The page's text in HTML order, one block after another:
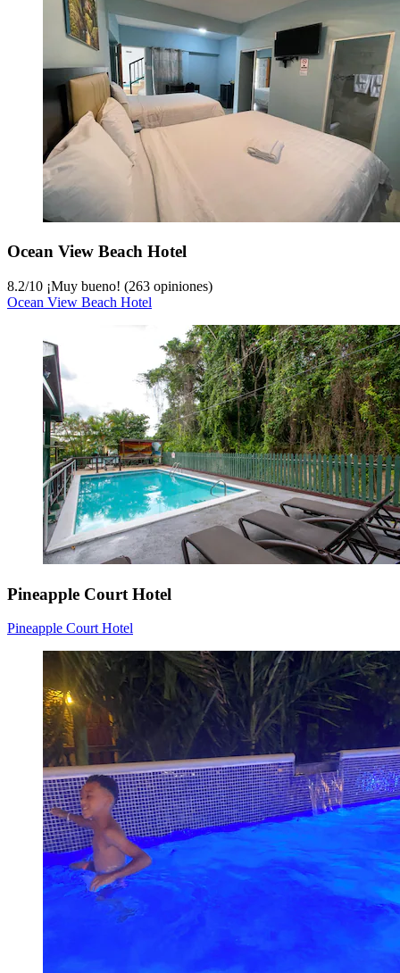
Ocean View Beach Hotel
8.2/10 ¡Muy bueno! (263 opiniones)
Ocean View Beach Hotel
Pineapple Court Hotel
Pineapple Court Hotel